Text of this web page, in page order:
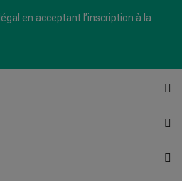
en acceptant l’inscription à la